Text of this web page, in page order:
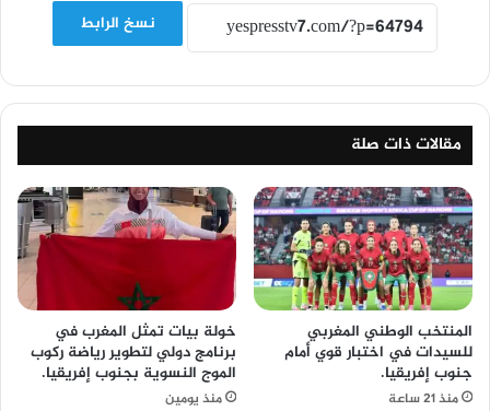
نسخ الرابط
مقالات ذات صلة
المنتخب الوطني المغربي
للسيدات في اختبار قوي أمام
جنوب إفريقيا.
منذ 21 ساعة
خولة بيات تمثل المغرب في
برنامج دولي لتطوير رياضة ركوب
الموج النسوية بجنوب إفريقيا.
منذ يومين